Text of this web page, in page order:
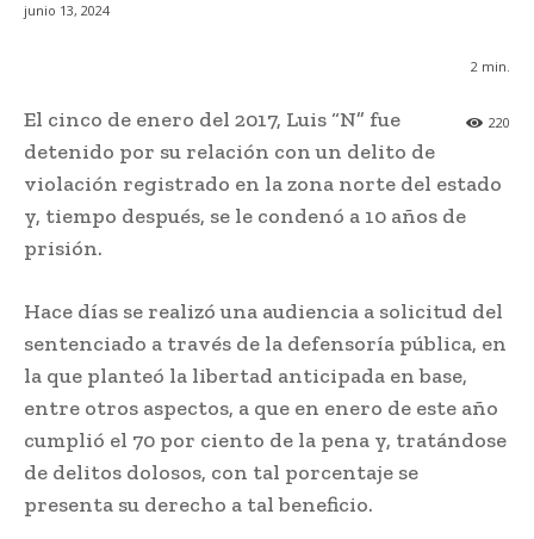
junio 13, 2024
2 min.
220
El cinco de enero del 2017, Luis “N” fue
detenido por su relación con un delito de
violación registrado en la zona norte del estado
y, tiempo después, se le condenó a 10 años de
prisión.
Hace días se realizó una audiencia a solicitud del
sentenciado a través de la defensoría pública, en
la que planteó la libertad anticipada en base,
entre otros aspectos, a que en enero de este año
cumplió el 70 por ciento de la pena y, tratándose
de delitos dolosos, con tal porcentaje se
presenta su derecho a tal beneficio.